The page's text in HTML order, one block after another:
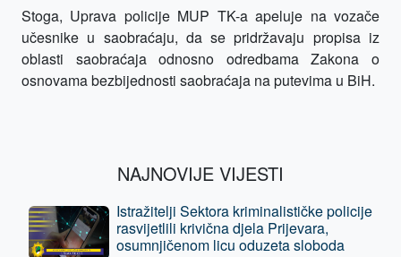
Stoga, Uprava policije MUP TK-a apeluje na vozače
učesnike u saobraćaju, da se pridržavaju propisa iz
oblasti saobraćaja odnosno odredbama Zakona o
osnovama bezbijednosti saobraćaja na putevima u BiH.
NAJNOVIJE VIJESTI
Istražitelji Sektora kriminalističke policije
rasvijetlili krivična djela Prijevara,
osumnjičenom licu oduzeta sloboda